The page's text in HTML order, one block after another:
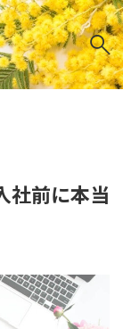
社前に本当